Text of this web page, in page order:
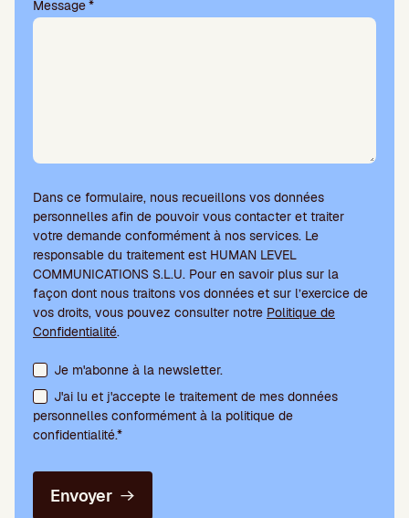
.
Message*
Dans ce formulaire, nous recueillons vos données
personnelles afin de pouvoir vous contacter et traiter
votre demande conformément à nos services. Le
responsable du traitement est HUMAN LEVEL
COMMUNICATIONS S.L.U. Pour en savoir plus sur la
façon dont nous traitons vos données et sur l’exercice de
vos droits, vous pouvez consulter notre Politique de
Confidentialité.
Acceptation des conditions et abonnement à la newsletter
Je m'abonne à la newsletter.
J'ai lu et j'accepte le traitement de mes données
personnelles conformément à la politique de
confidentialité.*
Envoyer